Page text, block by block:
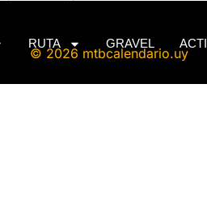
RUTA GRAVEL
© 2026 mtbcalendario.uy